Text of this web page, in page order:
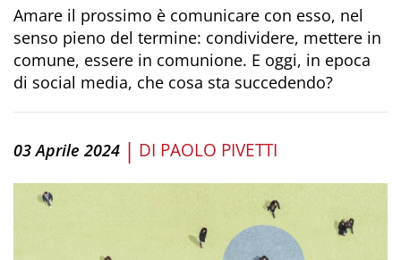
Amare il prossimo è comunicare con esso, nel
senso pieno del termine: condividere, mettere in
comune, essere in comunione. E oggi, in epoca
di social media, che cosa sta succedendo?
03 Aprile 2024 | DI PAOLO PIVETTI